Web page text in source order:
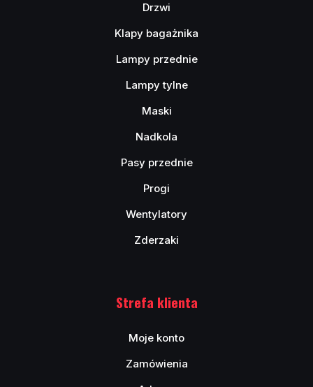
Drzwi
Klapy bagażnika
Lampy przednie
Lampy tylne
Maski
Nadkola
Pasy przednie
Progi
Wentylatory
Zderzaki
Strefa klienta
Moje konto
Zamówienia